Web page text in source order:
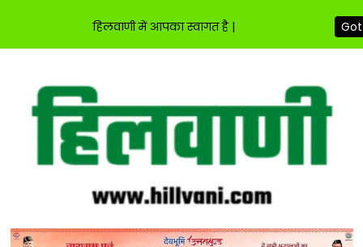
content
हिलवाणी में आपका स्वागत है |